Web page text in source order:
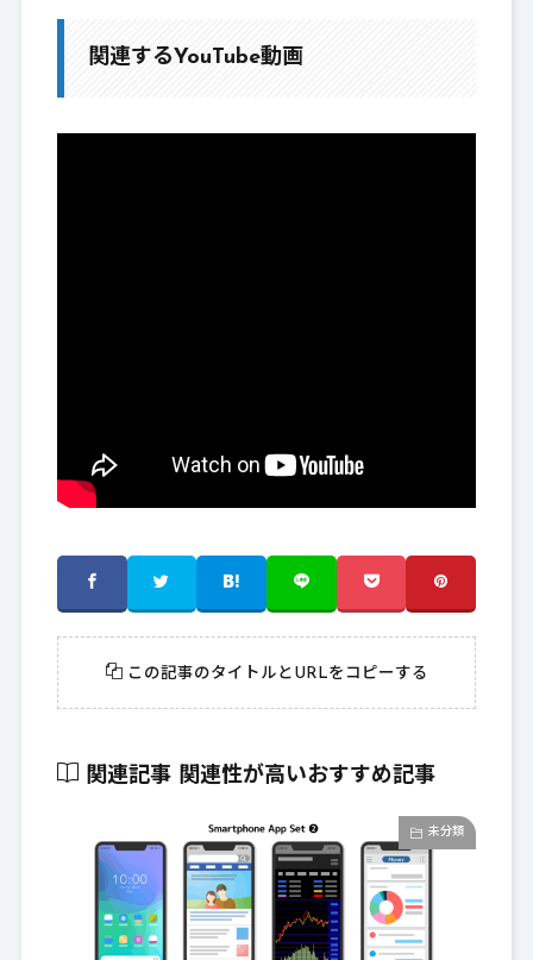
関連するYouTube動画
この記事のタイトルとURLをコピーする
関連記事 関連性が高いおすすめ記事
未分類